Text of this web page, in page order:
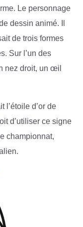
Le personnage
dessin animé. Il
de trois formes
Sur l’un des
nez droit, un œil
l’étoile d’or de
d’utiliser ce signe
championnat,